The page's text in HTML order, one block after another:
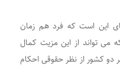
این است که فرد هم زمان
تواند از این مزیت کمال
دو کشور از نظر حقوقی احکام